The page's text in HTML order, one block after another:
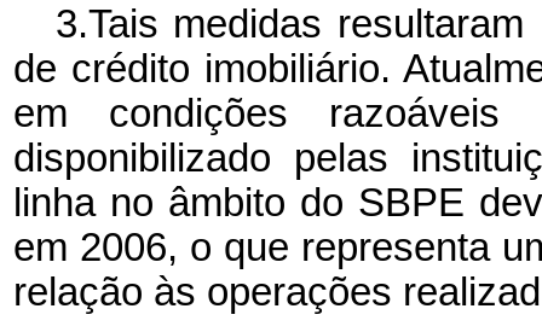
3.Tais medidas
de crédito imobiliário.
em condições
disponibilizado pelas
linha no âmbito do SBPE
em 2006, o que representa
relação às operações